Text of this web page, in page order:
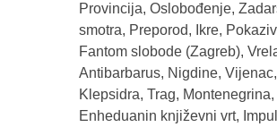
Provincija, Oslobođenje,
smotra, Preporod, Ikre,
Fantom slobode (Zagreb),
Antibarbarus, Nigdine, Vijenac,
Klepsidra, Trag, Montenegrina,
Enheduanin književni vrt,